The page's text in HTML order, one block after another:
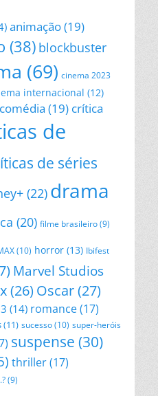
animação(19)
(38) blockbuster
(69) cinema 2023
internacional (12)
comédia (19) crítica
de
de séries
(22) drama
(20) filme brasileiro (9)
(10) horror (13) Ibifest
Marvel Studios
(26) Oscar(27)
(14) romance(17)
(11) sucesso(10) super-heróis
suspense (30)
thriller(17)
(9)